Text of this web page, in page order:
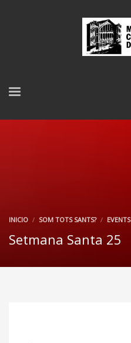
INICIO SOM TOTS SANTS? EVENTS
Setmana Santa 25